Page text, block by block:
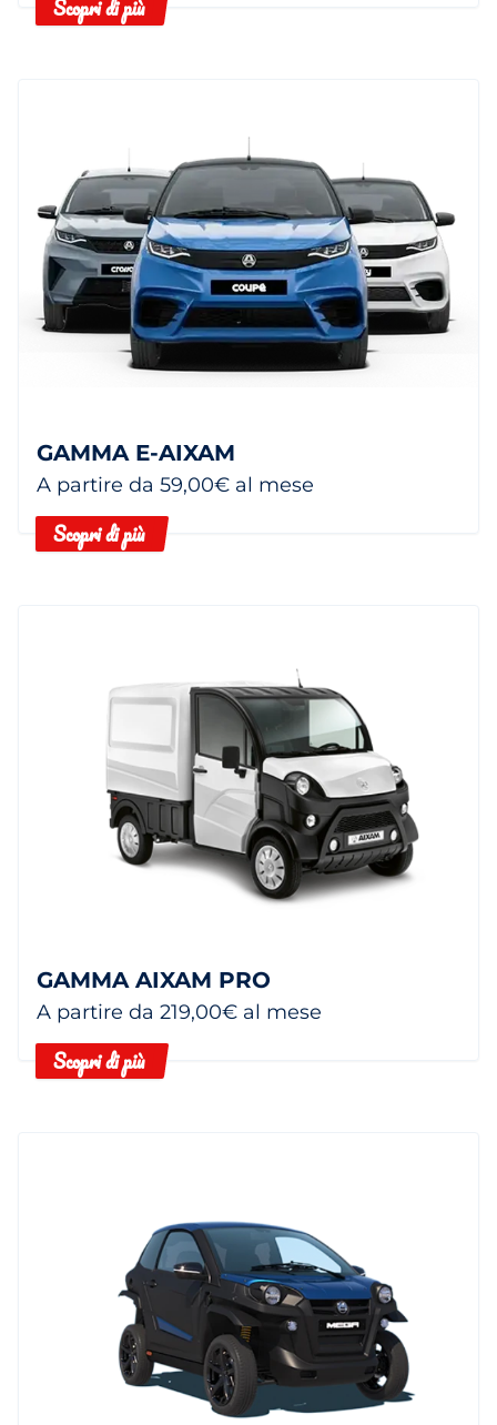
Scopri di più
GAMMA E-AIXAM
A partire da 59,00€ al mese
Scopri di più
GAMMA AIXAM PRO
A partire da 219,00€ al mese
Scopri di più